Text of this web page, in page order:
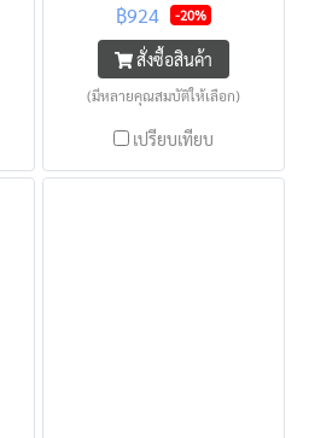
สัมผสเย็น นอนสบาย
฿924 -20%
สั่งซื้อสินค้า
(มีหลายคุณสมบัติให้เลือก)
เปรียบเทียบ